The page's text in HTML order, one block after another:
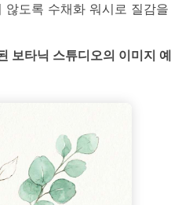
도록 수채화 워시로 질감을
보타닉 스튜디오의 이미지 예